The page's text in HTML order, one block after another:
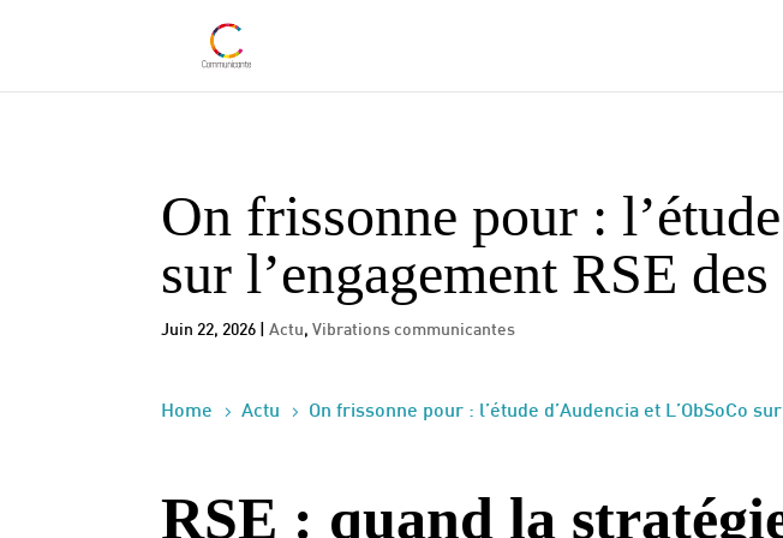
On frissonne pour :
sur l’engagement RSE
Juin 22, 2026 |Actu,Vibrations communicantes
Home 5 Actu 5 On frissonne pour : l’étude d’Audencia et L’ObSoCo
RSE : quand la